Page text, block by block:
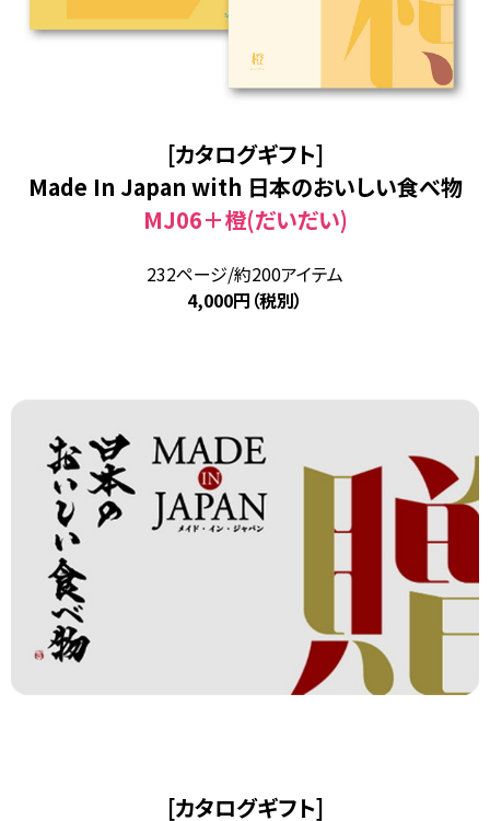
[カタログギフト]
Made In Japan with 日本のおいしい食べ物
MJ06＋橙(だいだい)
232ページ/約200アイテム
4,000円（税別）
[カタログギフト]